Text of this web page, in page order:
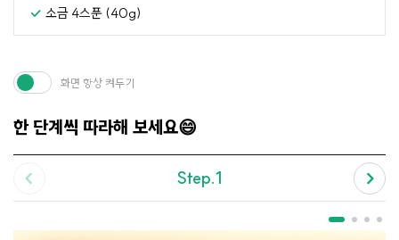
소금 4스푼 (40g)
한 단계씩 따라해 보세요😄
화면 항상 켜두기
Step.1